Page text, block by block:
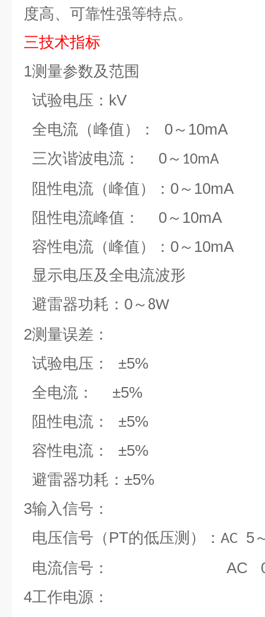
度高、可靠性强等特点。
三技术指标
1测量参数及范围
试验电压： kV
全电流（峰值）： 0～ 10mA
三次谐波电流： 0～ 10mA
阻性电流（峰值）： 0～ 10mA
阻性电流峰值： 0～ 10mA
容性电流（峰值）： 0～ 10mA
显示电压及全电流波形
避雷器功耗： 0～ 8W
2测量误差：
试验电压：
±5%
全电流： ±5%
阻性电流： ±5%
容性电流： ±5%
避雷器功耗： ±5%
3输入信号：
电压信号（ PT的低压测）： AC 5
电流信号：
AC
4工作电源：